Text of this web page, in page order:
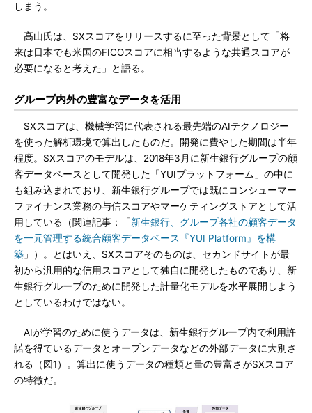
しまう。
高山氏は、SXスコアをリリースするに至った背景として「将
来は日本でも米国のFICOスコアに相当するような共通スコアが
必要になると考えた」と語る。
グループ内外の豊富なデータを活用
SXスコアは、機械学習に代表される最先端のAIテクノロジー
を使った解析環境で算出したものだ。開発に費やした期間は半年
程度。SXスコアのモデルは、2018年3月に新生銀行グループの顧
客データベースとして開発した「YUIプラットフォーム」の中に
も組み込まれており、新生銀行グループでは既にコンシューマー
ファイナンス業務の与信スコアやマーケティングストアとして活
用している（関連記事：「新生銀行、グループ各社の顧客データ
を一元管理する統合顧客データベース『YUI Platform』を構
築 」）。とはいえ、SXスコアそのものは、セカンドサイトが最
初から汎用的な信用スコアとして独自に開発したものであり、新
生銀行グループのために開発した計量化モデルを水平展開しよう
としているわけではない。
AIが学習のために使うデータは、新生銀行グループ内で利用許
諾を得ているデータとオープンデータなどの外部データに大別さ
れる（図1）。算出に使うデータの種類と量の豊富さがSXスコア
の特徴だ。